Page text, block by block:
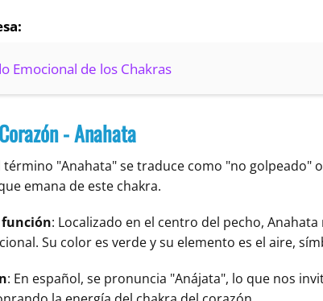
Emocional de los Chakras
- Anahata
término "Anahata" se traduce como "no golpeado"
emana de este chakra.
función: Localizado en el centro del pecho,
Su color es verde y su elemento es el aire,
: En español, se pronuncia "Anájata", lo que nos